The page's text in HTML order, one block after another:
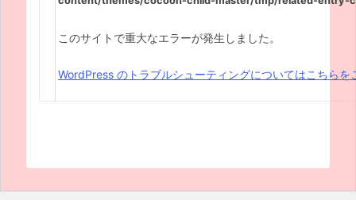
このサイトで重大なエラーが発生しました。
WordPress のトラブルシューティングについてはこちらを